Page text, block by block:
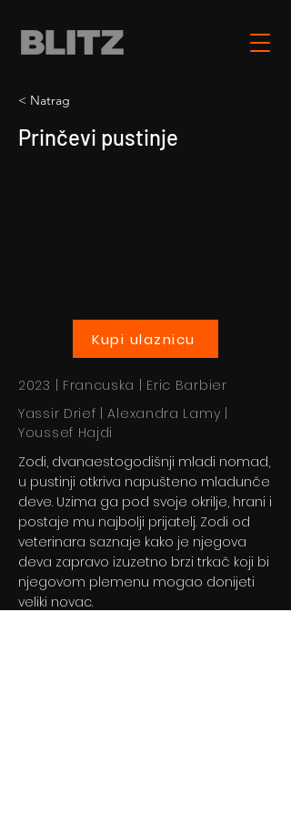
< Natrag
Prinčevi pustinje
Kupi ulaznicu
2023 | Francuska | Eric Barbier
Yassir Drief | Alexandra Lamy |
Youssef Hajdi
Zodi, dvanaestogodišnji mladi nomad,
u pustinji otkriva napušteno mladunče
deve. Uzima ga pod svoje okrilje, hrani i
postaje mu najbolji prijatelj. Zodi od
veterinara saznaje kako je njegova
deva zapravo izuzetno brzi trkač koji bi
njegovom plemenu mogao donijeti
veliki novac.